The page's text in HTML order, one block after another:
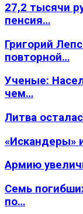
27,2 тысячи
пенсия…
Григорий
повторной…
Ученые:
чем…
Литва
«Искандеры»
Армию
Семь
по…